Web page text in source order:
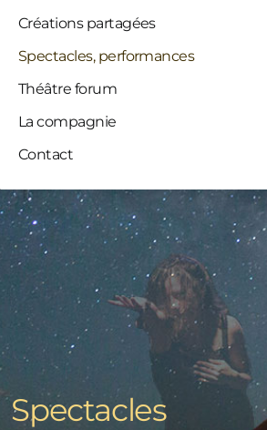
Créations partagées
Spectacles, performances
Théâtre forum
La compagnie
Contact
Spectacles